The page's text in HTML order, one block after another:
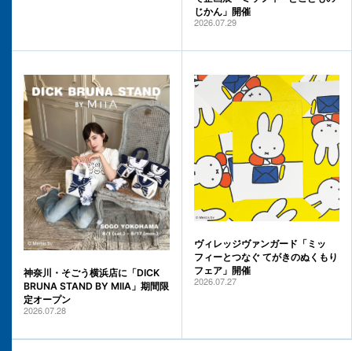
じかん」開催
2026.07.29
神奈川・そごう横浜店に「DICK
BRUNA STAND BY MIIA」期間限
定オープン
2026.07.28
ヴィレッジヴァンガード「ミッ
フィーとつなぐ てがきのぬくもり
フェア」開催
2026.07.27